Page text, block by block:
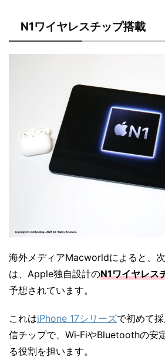
N1ワイヤレスチップ搭載
海外メディアMacworldによると、
は、Apple独自設計のN1ワイヤレス
予想されています。
これはiPhone 17シリーズで初めて
信チップで、Wi‑FiやBluetoothの安
る役割を担います。